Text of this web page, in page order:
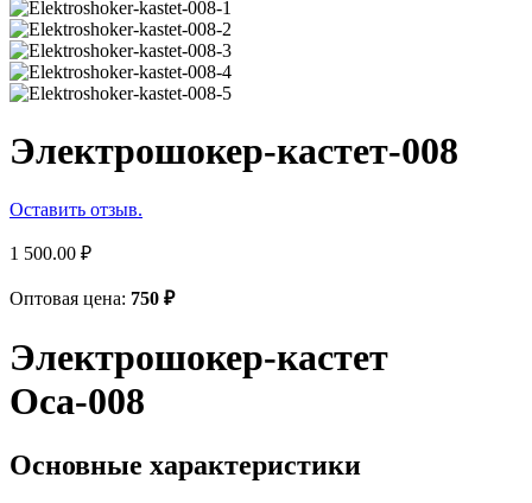
Электрошокер-кастет-008
Оставить отзыв.
1 500.00 ₽
Оптовая цена: 750 ₽
Электрошокер-кастет
Оса-008
Основные характеристики